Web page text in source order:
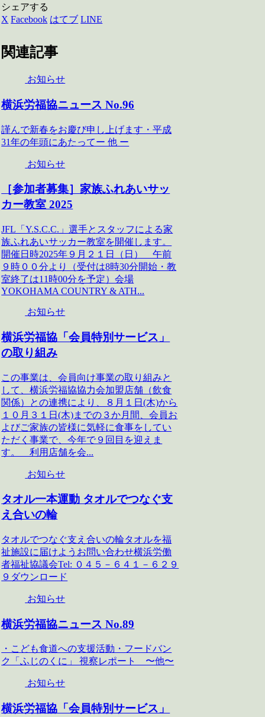
シェアする
X Facebook はてブ LINE
関連記事
お知らせ
横浜労福協ニュース No.96
謹んで新春をお慶び申し上げます・平成
31年の年頭にあたってー 他 ー
お知らせ
［参加者募集］家族ふれあいサッ
カー教室 2025
JFL「Y.S.C.C.」選手とスタッフによる家
族ふれあいサッカー教室を開催します。
開催日時2025年９月２１日（日） 午前
９時００分より（受付は8時30分開始・教
室終了は11時00分を予定）会場
YOKOHAMA COUNTRY & ATH...
お知らせ
横浜労福協「会員特別サービス」
の取り組み
この事業は、会員向け事業の取り組みと
して、横浜労福協協力会加盟店舗（飲食
関係）との連携により、８月１日(木)から
１０月３１日(木)までの３か月間、会員お
よびご家族の皆様に気軽に食事をしてい
ただく事業で、今年で９回目を迎えま
す。 利用店舗を会...
お知らせ
タオル一本運動 タオルでつなぐ支
え合いの輪
タオルでつなぐ支え合いの輪タオルを福
祉施設に届けようお問い合わせ横浜労働
者福祉協議会Tel: ０４５－６４１－６２９
９ダウンロード
お知らせ
横浜労福協ニュース No.89
・こども食道への支援活動・フードバン
ク「ふじのくに」 視察レポート 〜他〜
お知らせ
横浜労福協「会員特別サービス」